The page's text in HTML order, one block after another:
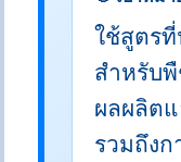
ใช้สูตร
สำหรับ
ผลผลิต
รวมถึงก